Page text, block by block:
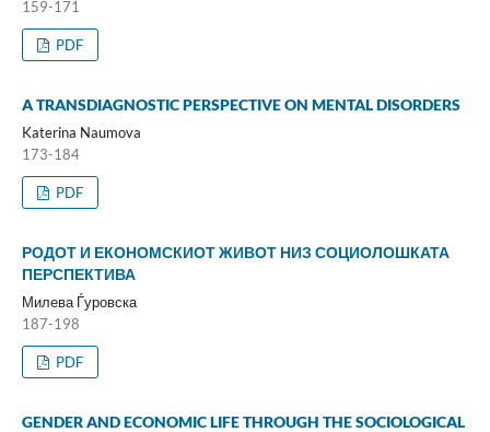
159-171
PDF
A TRANSDIAGNOSTIC PERSPECTIVE ON MENTAL DISORDERS
Katerina Naumova
173-184
PDF
РОДОТ И ЕКОНОМСКИОТ ЖИВОТ НИЗ СОЦИОЛОШКАТА
ПЕРСПЕКТИВА
Милева Ѓуровска
187-198
PDF
GENDER AND ECONOMIC LIFE THROUGH THE SOCIOLOGICAL